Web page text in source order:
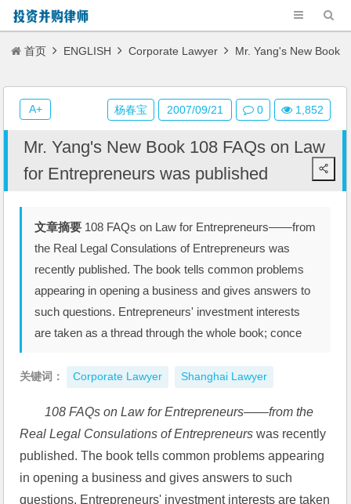
首页 ENGLISH Corporate Lawyer Mr. Yang's New Book
108 FAQs on Law for Entrepreneurs was published
Mr. Yang's New Book 108 FAQs on Law
for Entrepreneurs was published
文章摘要 108 FAQs on Law for Entrepreneurs——from
the Real Legal Consulations of Entrepreneurs was
recently published. The book tells common problems
appearing in opening a business and gives answers to
such questions. Entrepreneurs' investment interests
are taken as a thread through the whole book; conce
关键词： Corporate Lawyer Shanghai Lawyer
108 FAQs on Law for Entrepreneurs——from the
Real Legal Consulations of Entrepreneurs was recently
published. The book tells common problems appearing
in opening a business and gives answers to such
questions. Entrepreneurs' investment interests are taken
杨春宝 2007/09/21 0 1,852
A+